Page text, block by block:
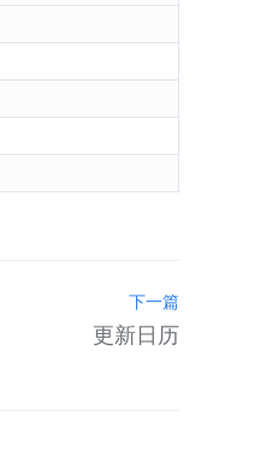
下一篇
更新日历